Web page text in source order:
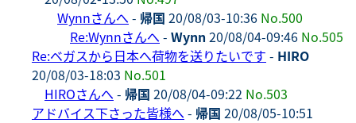
Wynnさんへ - 帰国 20/08/03-10:36 No.500
Re:Wynnさんへ - Wynn 20/08/04-09:46 No.505
Re:ベガスから日本へ荷物を送りたいです - HIRO
20/08/03-18:03 No.501
HIROさんへ - 帰国 20/08/04-09:22 No.503
アドバイス下さった皆様へ - 帰国 20/08/05-10:51